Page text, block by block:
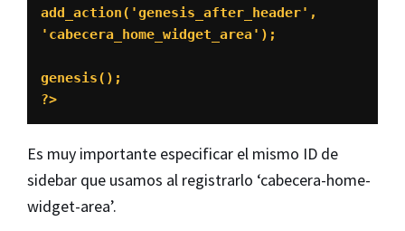
add_action('genesis_after_header',
'cabecera_home_widget_area');
genesis();
?>
Es muy importante especificar el mismo ID de
sidebar que usamos al registrarlo ‘cabecera-home-
widget-area’.